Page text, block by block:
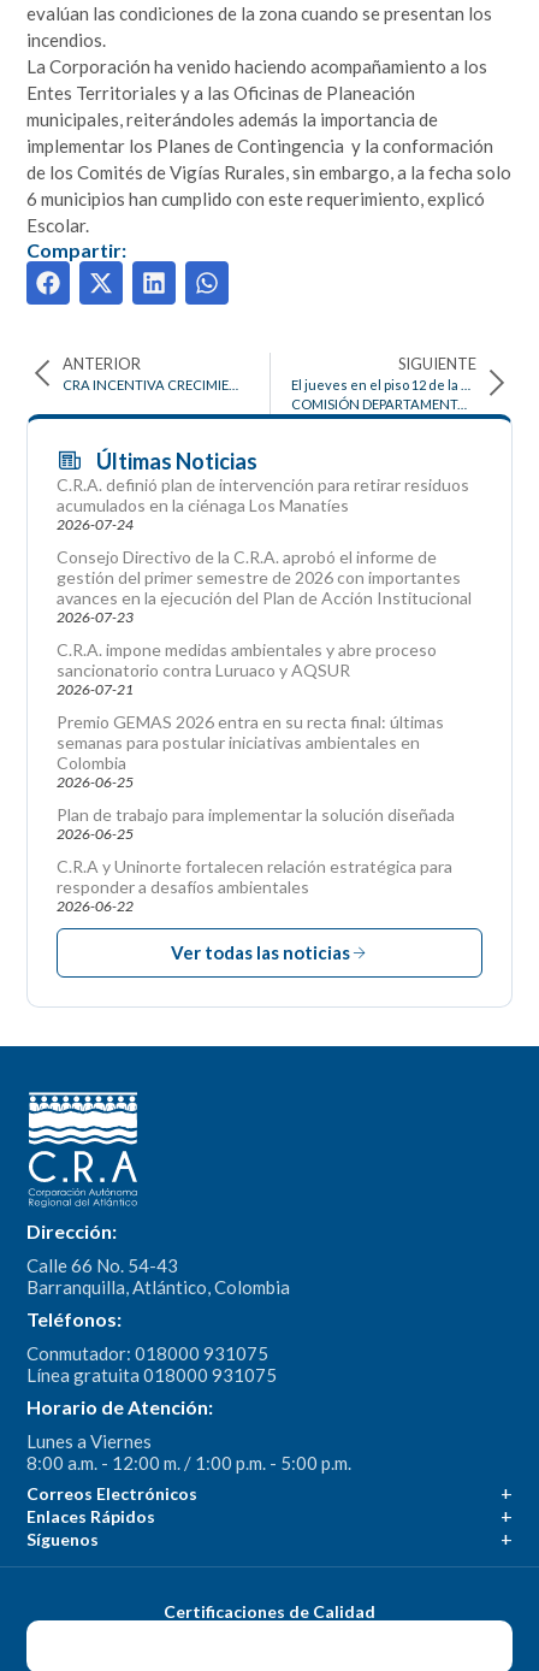
evalúan las condiciones de la zona cuando se presentan los
incendios.
La Corporación ha venido haciendo acompañamiento a los
Entes Territoriales y a las Oficinas de Planeación
municipales, reiterándoles además la importancia de
implementar los Planes de Contingencia y la conformación
de los Comités de Vigías Rurales, sin embargo, a la fecha solo
6 municipios han cumplido con este requerimiento, explicó
Escolar.
Compartir:
ANTERIOR SIGUIENTE
COMISIÓN DEPARTAMENTAL DE ATENCIÓN Y PREVENCIÓN DE INCENDIOS FORESTALES EVALÚA ESTRATEGIAS
Últimas Noticias
C.R.A. definió plan de intervención para retirar residuos
acumulados en la ciénaga Los Manatíes
2026-07-24
Consejo Directivo de la C.R.A. aprobó el informe de
gestión del primer semestre de 2026 con importantes
avances en la ejecución del Plan de Acción Institucional
2026-07-23
C.R.A. impone medidas ambientales y abre proceso
sancionatorio contra Luruaco y AQSUR
2026-07-21
Premio GEMAS 2026 entra en su recta final: últimas
semanas para postular iniciativas ambientales en
Colombia
2026-06-25
Plan de trabajo para implementar la solución diseñada
2026-06-25
C.R.A y Uninorte fortalecen relación estratégica para
responder a desafíos ambientales
2026-06-22
Ver todas las noticias
Dirección:
Calle 66 No. 54-43
Barranquilla, Atlántico, Colombia
Teléfonos:
Conmutador: 018000 931075
Línea gratuita 018000 931075
Horario de Atención:
Lunes a Viernes
8:00 a.m. - 12:00 m. / 1:00 p.m. - 5:00 p.m.
Correos Electrónicos
Enlaces Rápidos
Síguenos
Certificaciones de Calidad